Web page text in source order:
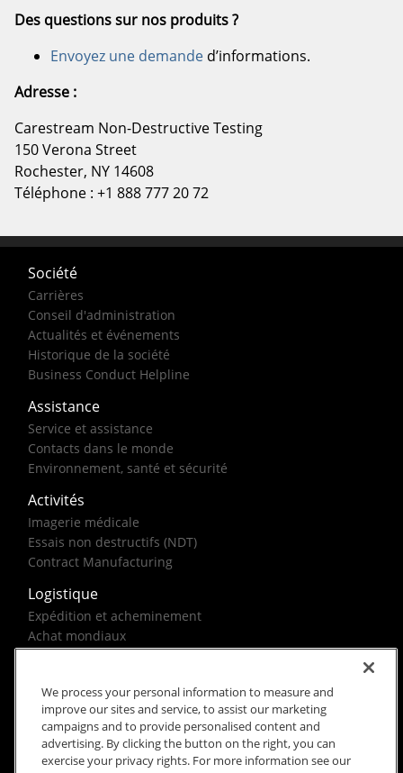
Des questions sur nos produits ?
Envoyez une demande d’informations.
Adresse :
Carestream Non-Destructive Testing
150 Verona Street
Rochester, NY 14608
Téléphone : +1 888 777 20 72
Société
Carrières
Conseil d'administration
Actualités et événements
Historique de la société
Business Conduct Helpline
Assistance
Service et assistance
Contacts dans le monde
Environnement, santé et sécurité
Activités
Imagerie médicale
Essais non destructifs (NDT)
Contract Manufacturing
Logistique
Expédition et acheminement
Achat mondiaux
Solutions pour le gouvernement fédéral
We process your personal information to measure and
improve our sites and service, to assist our marketing
campaigns and to provide personalised content and
advertising. By clicking the button on the right, you can
exercise your privacy rights. For more information see our